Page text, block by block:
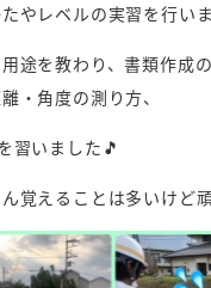
やレベルの実習を行いま
途を教わり、書類作成
・角度の測り方、
習いました🎵
覚えることは多いけど